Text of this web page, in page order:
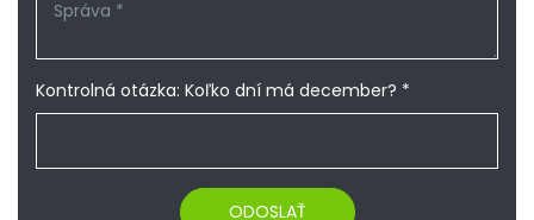
Kontrolná otázka: Koľko dní má december? *
ODOSLAŤ